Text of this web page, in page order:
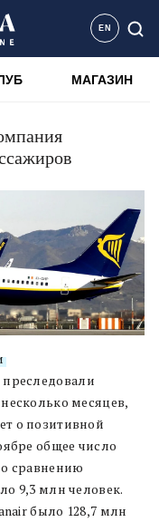
EN
МАГАЗИН
месяцев,
о позитивной
общее число
сравнению
9,3 млн человек.
было 128,7 млн